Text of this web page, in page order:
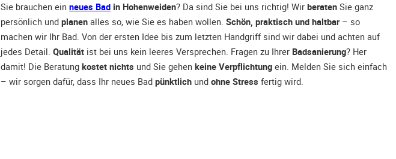
Sie brauchen ein neues Bad in Hohenweiden? Da sind Sie bei uns richtig! Wir beraten Sie ganz
persönlich und planen alles so, wie Sie es haben wollen. Schön, praktisch und haltbar– so
machen wir Ihr Bad. Von der ersten Idee bis zum letzten Handgriff sind wir dabei und achten auf
jedes Detail. Qualität ist bei uns kein leeres Versprechen. Fragen zu Ihrer Badsanierung? Her
damit! Die Beratung kostet nichts und Sie gehen keine Verpflichtung ein. Melden Sie sich einfach
– wir sorgen dafür, dass Ihr neues Bad pünktlich und ohne Stress fertig wird.